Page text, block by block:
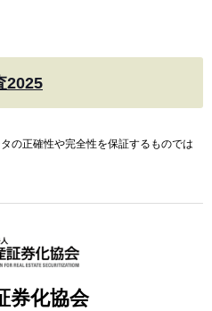
2025
の正確性や完全性を保証するものでは
券化協会